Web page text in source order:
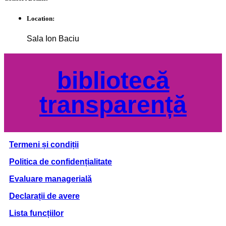
Location:
Sala Ion Baciu
bibliotecă
transparență
Termeni și condiții
Politica de confidențialitate
Evaluare managerială
Declarații de avere
Lista funcțiilor